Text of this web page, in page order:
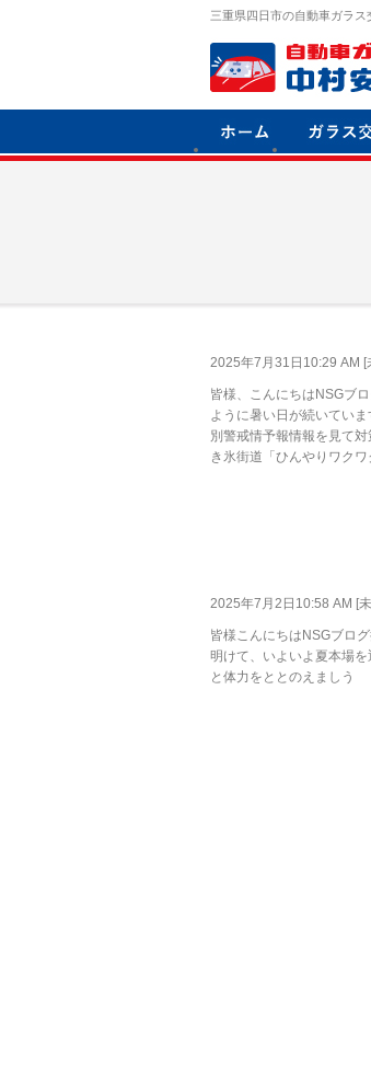
三重県四日市の自動車ガラ
2025年7月31日10:29 AM [
皆様、こんにちはNSGブ
ように暑い日が続いてい
別警戒情予報情報を見て
き氷街道「ひんやりワク
2025年7月2日10:58 AM [
皆様こんにちはNSGブロ
明けて、いよいよ夏本場
と体力をととのえま